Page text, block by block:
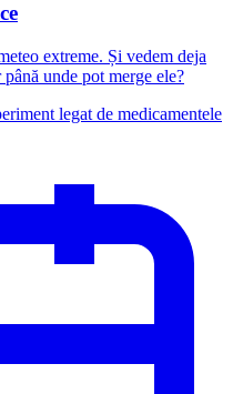
extreme. Și vedem deja
unde pot merge ele?